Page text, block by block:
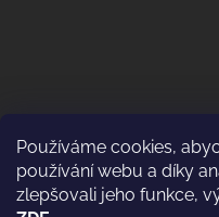
Používáme cookies,
používání webu a díky
zlepšovali jeho funkce,
ODSTOUPENÍ